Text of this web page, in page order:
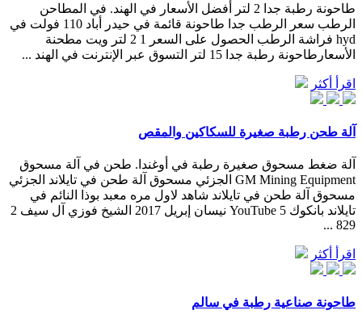
طاحونة رطبة جدا 2 لتر أفضل الأسعار في الهند. في المطاحن
الرطب سعر الرطب جدا طاحونة قائمة في حيدر أباد 110 فولت في
hyd فراشة الرطب الحصول على السعر 1 2 لتر ويت مطحنة
الأسعارطاحونة رطبة جدا 15 لتر التسوق عبر الإنترنت في الهند ...
اقرأ أكثر
آلة طحن رطبة صغيرة للسكاكين والمقص
آلة ضغط مسحوق صغيرة رطبة في أوغندا. طحن في آلة مسحوق
GM Mining Equipment الجزئي مسحوق آلة طحن في تايلاند الجزئي
مسحوق آلة طحن في تايلاند شاهد لاول مره معبد بوذا النائم في
تايلاند بانكوك YouTube 5 نيسان إبريل 2017 الشيخ فوزي آل سيف 2
829 ...
اقرأ أكثر
طاحونة صناعية رطبة في سالم